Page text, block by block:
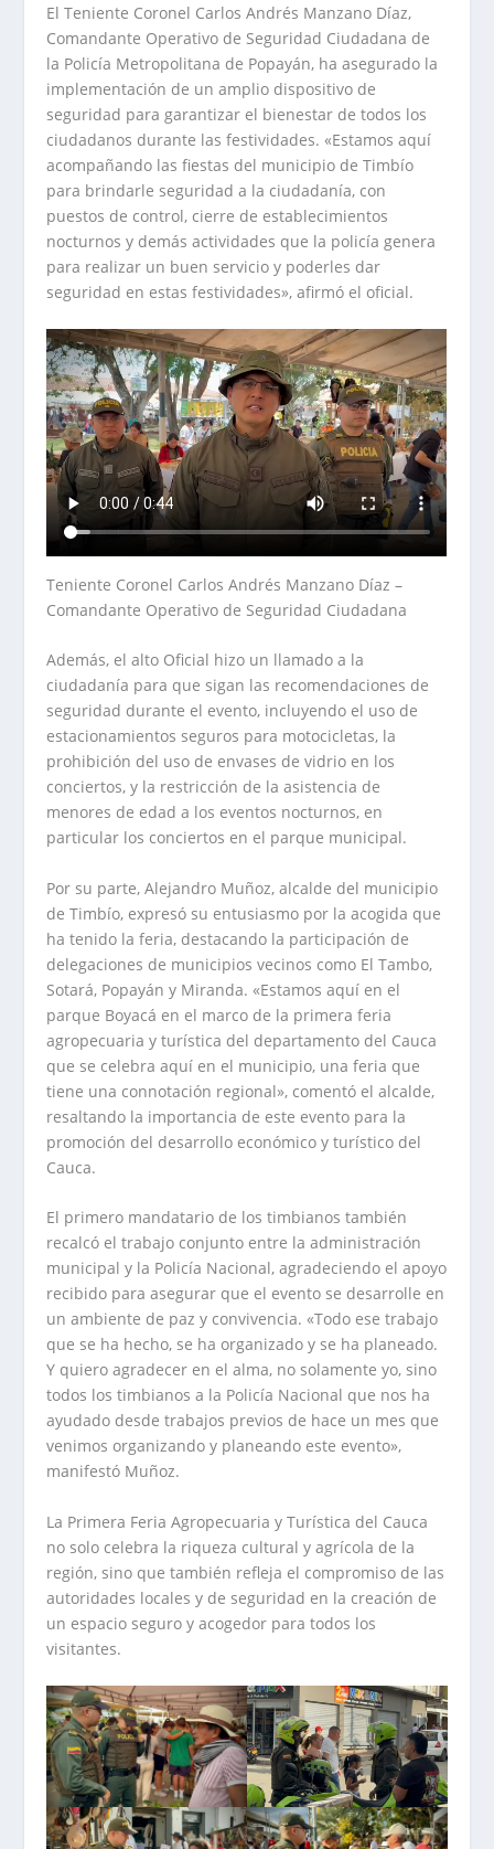
El Teniente Coronel Carlos Andrés Manzano Díaz,
Comandante Operativo de Seguridad Ciudadana de
la Policía Metropolitana de Popayán, ha asegurado la
implementación de un amplio dispositivo de
seguridad para garantizar el bienestar de todos los
ciudadanos durante las festividades. «Estamos aquí
acompañando las fiestas del municipio de Timbío
para brindarle seguridad a la ciudadanía, con
puestos de control, cierre de establecimientos
nocturnos y demás actividades que la policía genera
para realizar un buen servicio y poderles dar
seguridad en estas festividades», afirmó el oficial.
Teniente Coronel Carlos Andrés Manzano Díaz –
Comandante Operativo de Seguridad Ciudadana
Además, el alto Oficial hizo un llamado a la
ciudadanía para que sigan las recomendaciones de
seguridad durante el evento, incluyendo el uso de
estacionamientos seguros para motocicletas, la
prohibición del uso de envases de vidrio en los
conciertos, y la restricción de la asistencia de
menores de edad a los eventos nocturnos, en
particular los conciertos en el parque municipal.
Por su parte, Alejandro Muñoz, alcalde del municipio
de Timbío, expresó su entusiasmo por la acogida que
ha tenido la feria, destacando la participación de
delegaciones de municipios vecinos como El Tambo,
Sotará, Popayán y Miranda. «Estamos aquí en el
parque Boyacá en el marco de la primera feria
agropecuaria y turística del departamento del Cauca
que se celebra aquí en el municipio, una feria que
tiene una connotación regional», comentó el alcalde,
resaltando la importancia de este evento para la
promoción del desarrollo económico y turístico del
Cauca.
El primero mandatario de los timbianos también
recalcó el trabajo conjunto entre la administración
municipal y la Policía Nacional, agradeciendo el apoyo
recibido para asegurar que el evento se desarrolle en
un ambiente de paz y convivencia. «Todo ese trabajo
que se ha hecho, se ha organizado y se ha planeado.
Y quiero agradecer en el alma, no solamente yo, sino
todos los timbianos a la Policía Nacional que nos ha
ayudado desde trabajos previos de hace un mes que
venimos organizando y planeando este evento»,
manifestó Muñoz.
La Primera Feria Agropecuaria y Turística del Cauca
no solo celebra la riqueza cultural y agrícola de la
región, sino que también refleja el compromiso de las
autoridades locales y de seguridad en la creación de
un espacio seguro y acogedor para todos los
visitantes.